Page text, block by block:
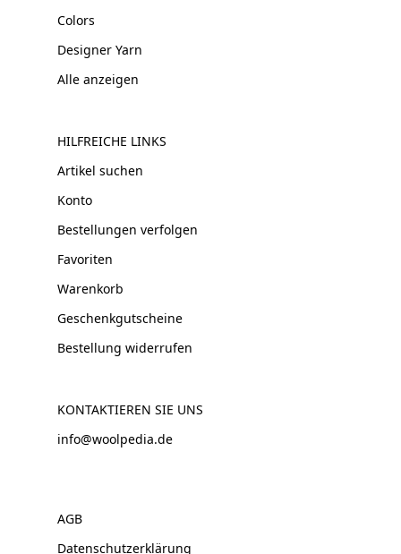
Colors
Designer Yarn
Alle anzeigen
HILFREICHE LINKS
Artikel suchen
Konto
Bestellungen verfolgen
Favoriten
Warenkorb
Geschenkgutscheine
Bestellung widerrufen
KONTAKTIEREN SIE UNS
info@woolpedia.de
AGB
Datenschutzerklärung